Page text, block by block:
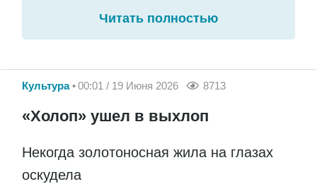
Читать полностью
Культура 00:01 / 19 Июня 2026 8713
«Холоп» ушел в выхлоп
Некогда золотоносная жила на глазах
оскудела